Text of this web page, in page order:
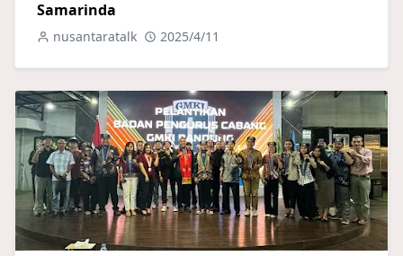
Samarinda
nusantaratalk 2025/4/11